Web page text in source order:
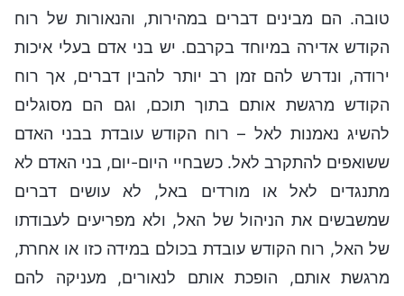
טובה. הם מבינים דברים במהירות, והנאורות של רוח
הקודש אדירה במיוחד בקרבם. יש בני אדם בעלי איכות
ירודה, ונדרש להם זמן רב יותר להבין דברים, אך רוח
הקודש מרגשת אותם בתוך תוכם, וגם הם מסוגלים
להשיג נאמנות לאל – רוח הקודש עובדת בבני האדם
ששואפים להתקרב לאל. כשבחיי היום-יום, בני האדם לא
מתנגדים לאל או מורדים באל, לא עושים דברים
שמשבשים את הניהול של האל, ולא מפריעים לעבודתו
של האל, רוח הקודש עובדת בכולם במידה כזו או אחרת,
מרגשת אותם, הופכת אותם לנאורים, מעניקה להם